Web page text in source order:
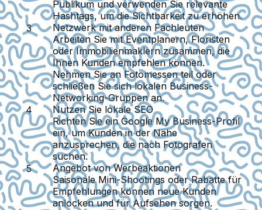
Publikum und verwenden Sie relevante
Hashtags, um die Sichtbarkeit zu erhöhen.
Netzwerk mit anderen Fachleuten
Arbeiten Sie mit Eventplanern, Floristen
oder Immobilienmaklern zusammen, die
Ihnen Kunden empfehlen können.
Nehmen Sie an Fotomessen teil oder
schließen Sie sich lokalen Business-
Networking-Gruppen an.
Nutzen Sie lokale SEO
Richten Sie ein Google My Business-Profil
ein, um Kunden in der Nähe
anzusprechen, die nach Fotografen
suchen.
Angebot von Werbeaktionen
Saisonale Mini-Shootings oder Rabatte für
Empfehlungen können neue Kunden
anlocken und für Aufsehen sorgen.